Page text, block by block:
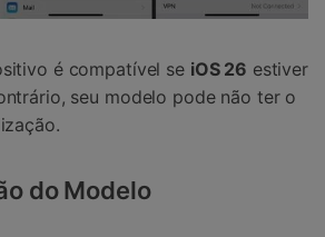
é compatível se iOS 26 estiver
seu modelo pode não ter o
do Modelo